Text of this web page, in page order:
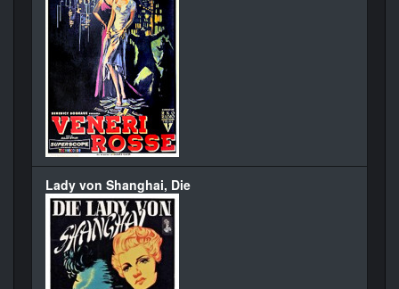
Lady von Shanghai, Die